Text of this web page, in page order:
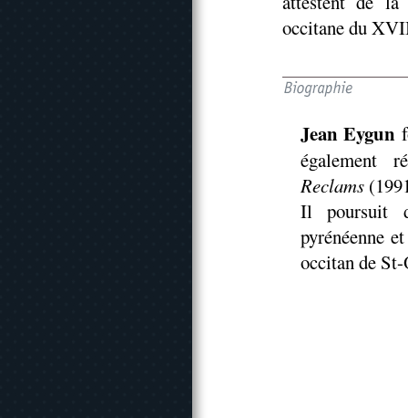
occitane du
Jean Eygun
également
Reclams
Il poursuit
pyrénéenne
occitan de